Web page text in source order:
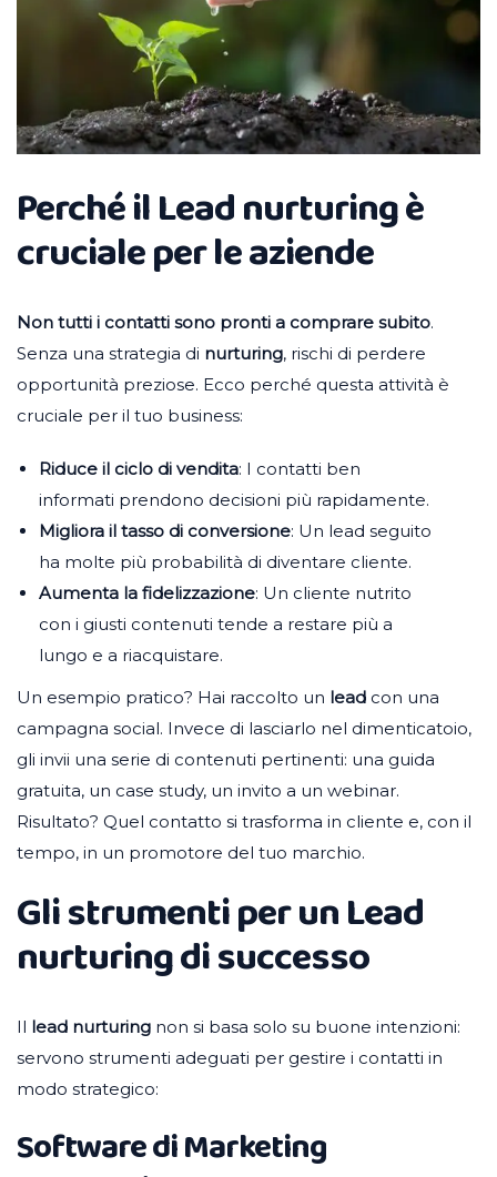
Perché il Lead nurturing è
cruciale per le aziende
Non tutti i contatti sono pronti a comprare subito.
Senza una strategia di nurturing, rischi di perdere
opportunità preziose. Ecco perché questa attività è
cruciale per il tuo business:
Riduce il ciclo di vendita: I contatti ben
informati prendono decisioni più rapidamente.
Migliora il tasso di conversione: Un lead seguito
ha molte più probabilità di diventare cliente.
Aumenta la fidelizzazione: Un cliente nutrito
con i giusti contenuti tende a restare più a
lungo e a riacquistare.
Un esempio pratico? Hai raccolto un lead con una
campagna social. Invece di lasciarlo nel dimenticatoio,
gli invii una serie di contenuti pertinenti: una guida
gratuita, un case study, un invito a un webinar.
Risultato? Quel contatto si trasforma in cliente e, con il
tempo, in un promotore del tuo marchio.
Gli strumenti per un Lead
nurturing di successo
Il lead nurturing non si basa solo su buone intenzioni:
servono strumenti adeguati per gestire i contatti in
modo strategico:
Software di Marketing